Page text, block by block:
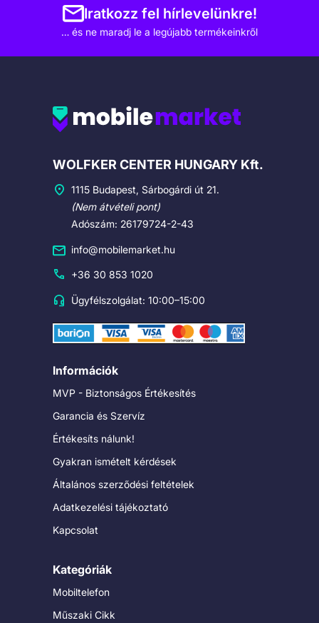
Iratkozz fel hírlevelünkre!
… és ne maradj le a legújabb termékeinkről
Cégadatok
WOLFKER CENTER HUNGARY Kft.
1115 Budapest, Sárbogárdi út 21.
(Nem átvételi pont)
Adószám: 26179724-2-43
info@mobilemarket.hu
+36 30 853 1020
Ügyfélszolgálat: 10:00–15:00
Információk
MVP - Biztonságos Értékesítés
Garancia és Szervíz
Értékesíts nálunk!
Gyakran ismételt kérdések
Általános szerződési feltételek
Adatkezelési tájékoztató
Kapcsolat
Kategóriák
Mobiltelefon
Műszaki Cikk